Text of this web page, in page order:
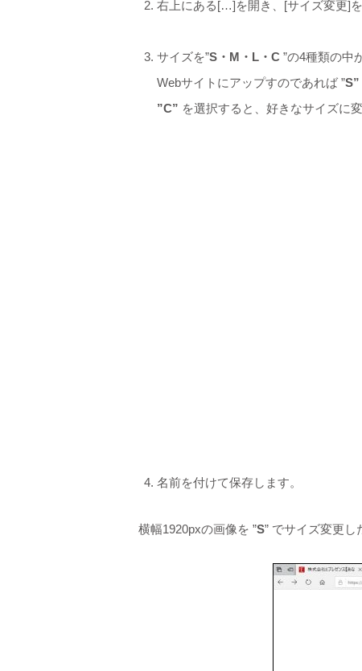
右上にある[…]を開き、[サイズ変更]を
サイズを”S・M・L・C”の4種類の中
Webサイトにアップすのであれば ”S”
”C” を選択すると、好きなサイズに変
名前を付けて保存します。
横幅1920pxの画像を ”S” でサイズ変更し